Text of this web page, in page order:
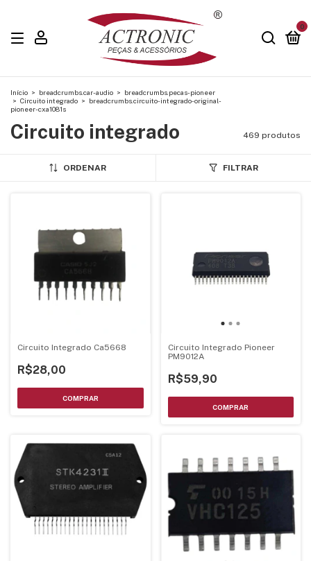
0
Início > breadcrumbs.car-audio > breadcrumbs.pecas-pioneer
> Circuito integrado > breadcrumbs.circuito-integrado-original-
pioneer-cxa1081s
Circuito integrado 469 produtos
ORDENAR FILTRAR
Circuito Integrado Ca5668
R$28,00
Circuito Integrado Pioneer
PM9012A
R$59,90